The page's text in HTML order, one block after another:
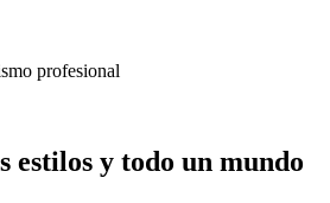
profesional
estilos y todo un mundo